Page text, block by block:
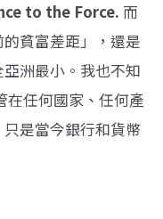
to the Force. 而
貧富差距」，還是
亞洲最小。我也不知
在任何國家、任何產
是當今銀行和貨幣